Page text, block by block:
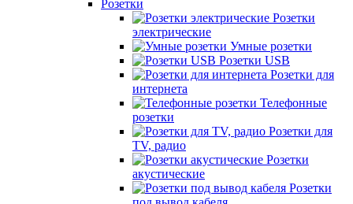
Розетки
Розетки
электрические
Умные розетки
Розетки USB
Розетки для
интернета
Телефонные
розетки
Розетки для
TV, радио
Розетки
акустические
Розетки